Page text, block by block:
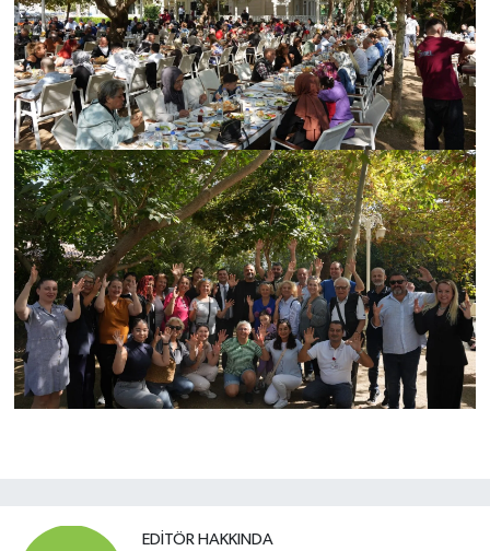
EDITÖR HAKKINDA